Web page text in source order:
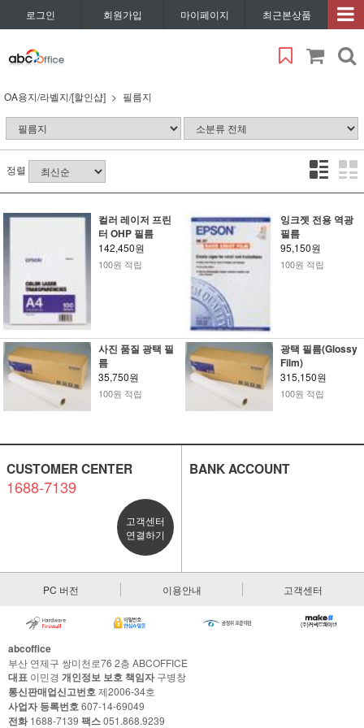
로그인 회원가입 마이페이지 최근본상품
OA용지/라벨지/[할인샵] 필름지
정렬
컬러 레이저 프린
터 OHP 필름
142,450원
100원 적립
잉크젯 전용 역광
필름
95,150원
100원 적립
사진 품질 광택 필
름
35,750원
100원 적립
광택 필름(Glossy
Film)
315,150원
100원 적립
CUSTOMER CENTER
1688-7139
고객센터
연결하기
BANK ACCOUNT
PC 버전 이용안내 고객센터
abcoffice
부산 연제구 쌍미천로76 2층 ABCOFFICE
대표 이민경 개인정보 보호 책임자구병창
통신판매업신고번호제2006-34호
사업자 등록번호607-14-69049
전화1688-7139 팩스051.868.9239